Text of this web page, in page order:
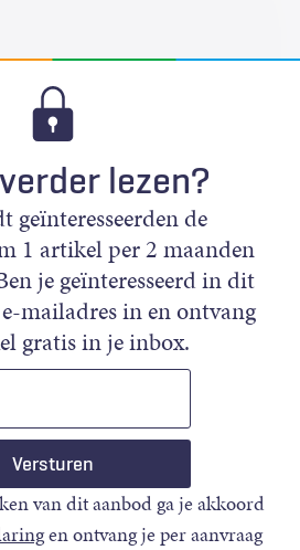
lezen?
geïnteresseerden de
1 artikel per 2 maanden
je geïnteresseerd in dit
mailadres in en ontvang
gratis in je inbox.
van dit aanbod ga je akkoord
en ontvang je per aanvraag